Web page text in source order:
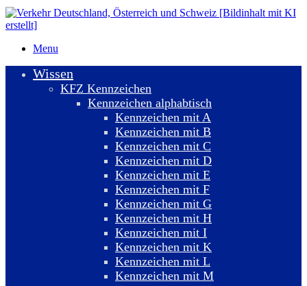
Menu
Wissen
KFZ Kennzeichen
Kennzeichen alphabtisch
Kennzeichen mit A
Kennzeichen mit B
Kennzeichen mit C
Kennzeichen mit D
Kennzeichen mit E
Kennzeichen mit F
Kennzeichen mit G
Kennzeichen mit H
Kennzeichen mit I
Kennzeichen mit K
Kennzeichen mit L
Kennzeichen mit M